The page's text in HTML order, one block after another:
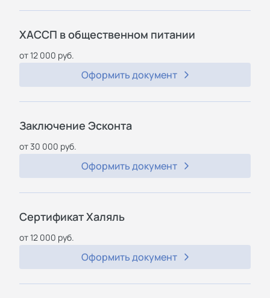
ХАССП в общественном питании
от 12 000 руб.
Оформить документ
Заключение Эсконта
от 30 000 руб.
Оформить документ
Сертификат Халяль
от 12 000 руб.
Оформить документ